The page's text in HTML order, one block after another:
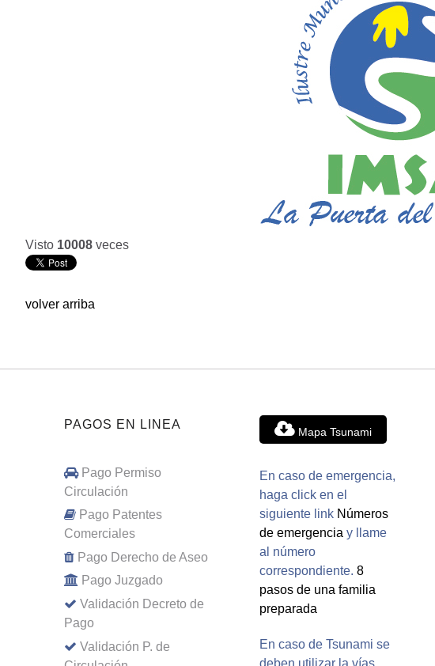
Visto 10008 veces
volver arriba
PAGOS EN LINEA
Pago Permiso
Circulación
Pago Patentes
Comerciales
Pago Derecho de Aseo
Pago Juzgado
Validación Decreto de
Pago
Validación P. de
Mapa Tsunami
En caso de emergencia,
haga click en el
siguiente link Números
de emergencia y llame
al número
correspondiente. 8
pasos de una familia
preparada
En caso de Tsunami se
deben utilizar la vías